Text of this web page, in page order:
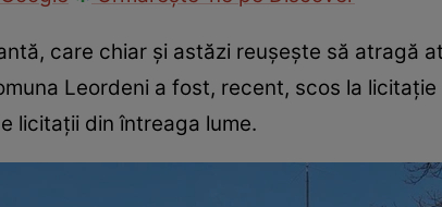
care chiar și astăzi reușește să atragă
Leordeni a fost, recent, scos la
licitații din întreaga lume.